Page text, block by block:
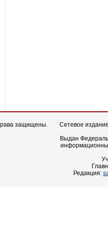
защищены.
Сетевое
Выдан
Редакция: